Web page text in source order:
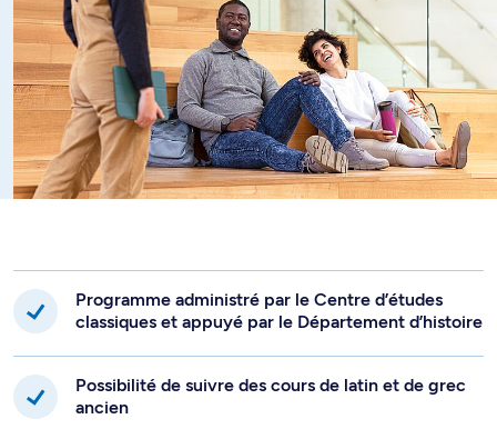
Programme administré par le Centre d’études
classiques et appuyé par le Département d’histoire
Possibilité de suivre des cours de latin et de grec
ancien